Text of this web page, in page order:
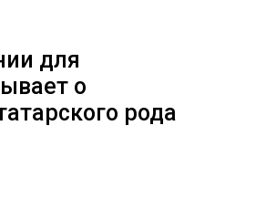
для
о
рода